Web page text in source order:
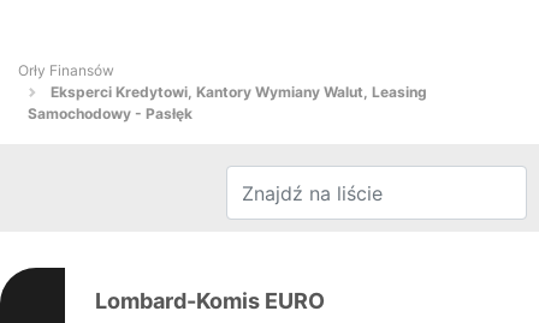
Orły Finansów
Eksperci Kredytowi, Kantory Wymiany Walut, Leasing
Samochodowy - Pasłęk
Lombard-Komis EURO